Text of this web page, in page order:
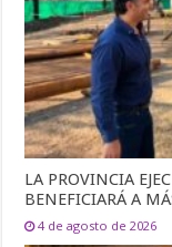
LA PROVINCIA
BENEFICIARÁ A
4 de agosto de 2026